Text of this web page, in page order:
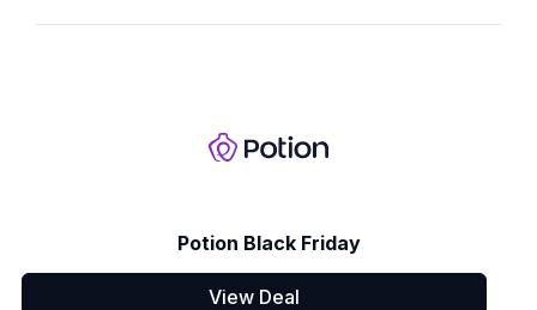
Potion Black Friday
View Deal